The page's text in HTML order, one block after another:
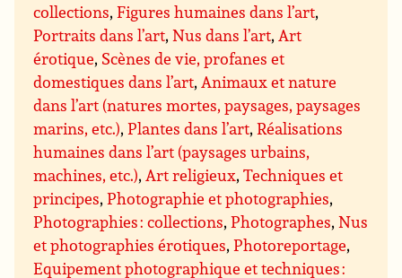
collections,Figures humaines dans l’art,
Portraits dans l’art,Nus dans l’art,Art
érotique, Scènes de vie, profanes et
domestiques dans l’art,Animaux et nature
dans l’art (natures mortes, paysages, paysages
marins, etc.),Plantes dans l’art,Réalisations
humaines dans l’art (paysages urbains,
machines, etc.),Art religieux,Techniques et
principes,Photographie et photographies,
Photographies : collections,Photographes,Nus
et photographies érotiques,Photoreportage,
Equipement photographique et techniques :